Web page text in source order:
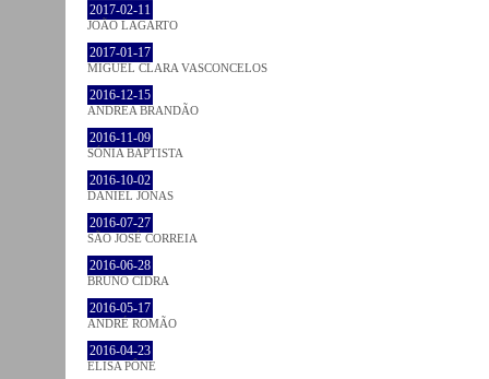
2017-02-11
JOÃO LAGARTO
2017-01-17
MIGUEL CLARA VASCONCELOS
2016-12-15
ANDREA BRANDÃO
2016-11-09
SÓNIA BAPTISTA
2016-10-02
DANIEL JONAS
2016-07-27
SÃO JOSÉ CORREIA
2016-06-28
BRUNO CIDRA
2016-05-17
ANDRÉ ROMÃO
2016-04-23
ELISA PÔNE